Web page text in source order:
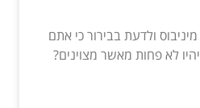
ולדעת בבירור כי אתם
לא פחות מאשר מצוינים?